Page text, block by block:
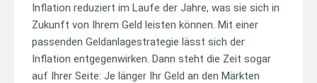
Inflation reduziert im Laufe der Jahre, was sie sich in
Zukunft von Ihrem Geld leisten können. Mit einer
passenden Geldanlagestrategie lässt sich der
Inflation entgegenwirken. Dann steht die Zeit sogar
auf Ihrer Seite: Je länger Ihr Geld an den Märkten